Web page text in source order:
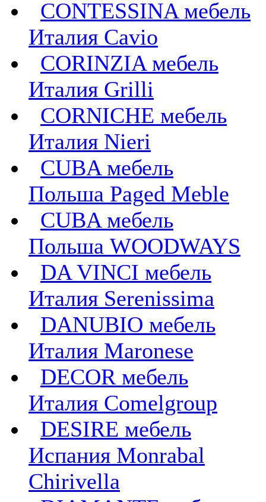
CONTESSINA мебель
Италия Сavio
CORINZIA мебель
Италия Grilli
CORNICHE мебель
Италия Nieri
CUBA мебель
Польша Paged Meble
CUBA мебель
Польша WOODWAYS
DA VINCI мебель
Италия Serenissima
DANUBIO мебель
Италия Maronese
DECOR мебель
Италия Comelgroup
DESIRE мебель
Испания Monrabal
Chirivella